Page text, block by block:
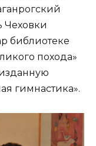
Чеховки
библиотеке
похода»
гимнастика».